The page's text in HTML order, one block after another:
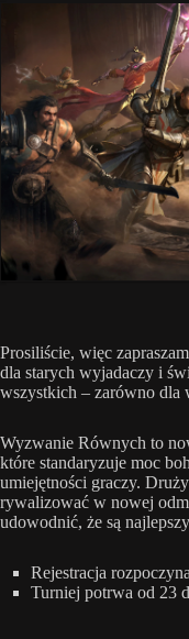
Prosiliście, więc
dla starych wyjadaczy i
wszystkich – zarówno dla
Wyzwanie Równych to
które standaryzuje moc
umiejętności graczy.
rywalizować w nowej
udowodnić, że są
Rejestracja
Turniej potrwa od 23